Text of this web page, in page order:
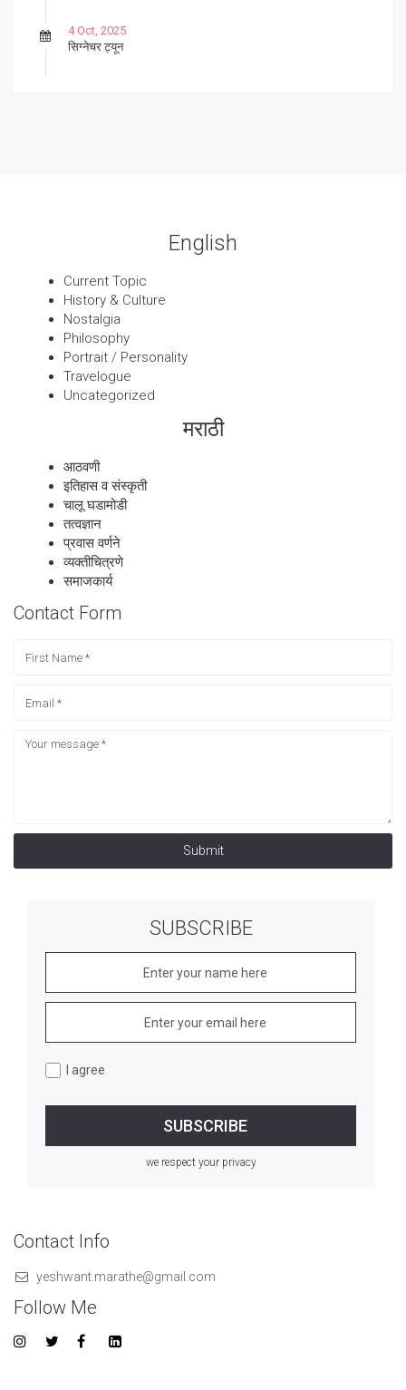
4 Oct, 2025
सिग्नेचर ट्यून
English
Current Topic
History & Culture
Nostalgia
Philosophy
Portrait / Personality
Travelogue
Uncategorized
मराठी
आठवणी
इतिहास व संस्कृती
चालू घडामोडी
तत्वज्ञान
प्रवास वर्णने
व्यक्तीचित्रणे
समाजकार्य
Contact Form
Submit
SUBSCRIBE
I agree
we respect your privacy
Contact Info
yeshwant.marathe@gmail.com
Follow Me